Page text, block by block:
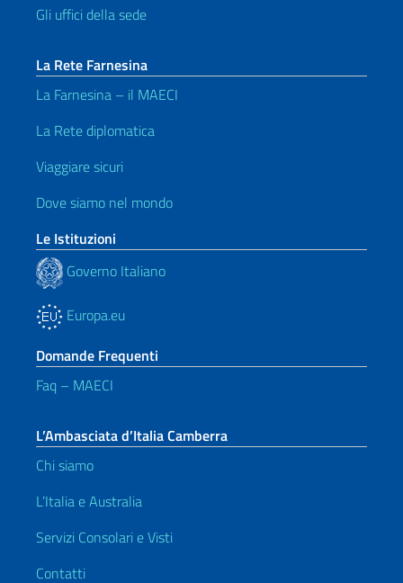
Gli uffici della sede
La Rete Farnesina
La Farnesina – il MAECI
La Rete diplomatica
Viaggiare sicuri
Dove siamo nel mondo
Le Istituzioni
Governo Italiano
Europa.eu
Domande Frequenti
Faq – MAECI
L’Ambasciata d’Italia Camberra
Chi siamo
L’Italia e Australia
Servizi Consolari e Visti
Contatti